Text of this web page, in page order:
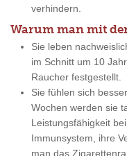
verhindern.
Warum man mit
Sie leben
im Schnitt um 10
Raucher festgestellt.
Sie fühlen sich
Wochen werden sie
Leistungsfähigkeit
Immunsystem, ihre
man das